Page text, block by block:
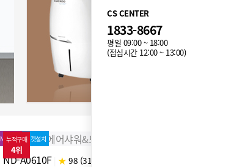
누적구매
4위
MD추천 로켓설치
ND-A0610F ★ 98 (317)
CS CENTER
1833-8667
평일 09:00 ~ 18:00
(점심시간 12:00 ~ 13:00)